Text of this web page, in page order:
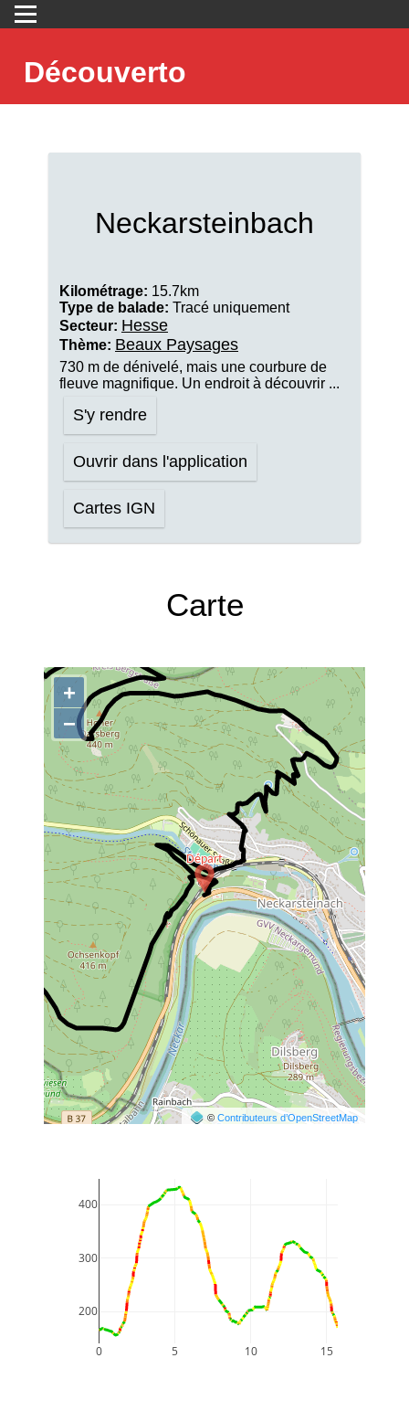
Découverto
Neckarsteinbach
Kilométrage: 15.7km
Type de balade: Tracé uniquement
Secteur: Hesse
Thème: Beaux Paysages
730 m de dénivelé, mais une courbure de
fleuve magnifique. Un endroit à découvrir ...
S'y rendre
Ouvrir dans l'application
Cartes IGN
Carte
+
−
©Contributeurs d’OpenStreetMap
0 5 10 15
200
300
400